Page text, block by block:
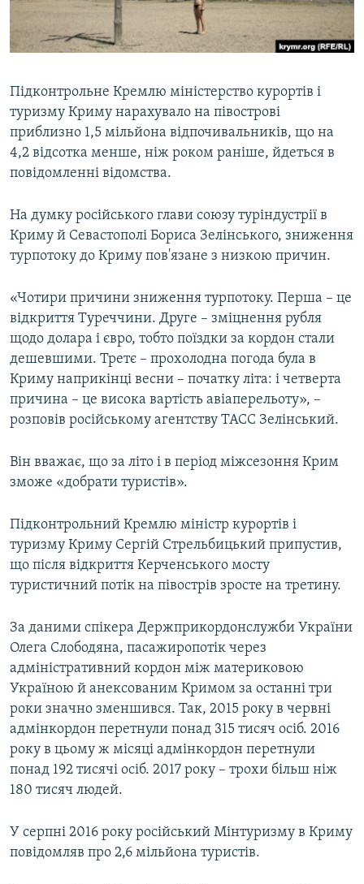
СВІДЧЕННЯ ОКУПАЦІЇ
ІНФОГРАФІКА
Русский
Qırımtatar
ДОЛУЧАЙСЯ!
Усі сайти RFE/RL
Підконтрольне Кремлю міністерство курортів і
туризму Криму нарахувало на півострові
приблизно 1,5 мільйона відпочивальників, що на
4,2 відсотка менше, ніж роком раніше, йдеться в
повідомленні відомства.
На думку російського глави союзу туріндустрії в
Криму й Севастополі Бориса Зелінського, зниження
турпотоку до Криму пов'язане з низкою причин.
«Чотири причини зниження турпотоку. Перша – це
відкриття Туреччини. Друге – зміцнення рубля
щодо долара і євро, тобто поїздки за кордон стали
дешевшими. Третє – прохолодна погода була в
Криму наприкінці весни – початку літа: і четверта
причина – це висока вартість авіаперельоту», –
розповів російському агентству ТАСС Зелінський.
Він вважає, що за літо і в період міжсезоння Крим
зможе «добрати туристів».
Підконтрольний Кремлю міністр курортів і
туризму Криму Сергій Стрельбицький припустив,
що після відкриття Керченського мосту
туристичний потік на півострів зросте на третину.
За даними спікера Держприкордонслужби України
Олега Слободяна, пасажиропотік через
адміністративний кордон між материковою
Україною й анексованим Кримом за останні три
роки значно зменшився. Так, 2015 року в червні
адмінкордон перетнули понад 315 тисяч осіб. 2016
року в цьому ж місяці адмінкордон перетнули
понад 192 тисячі осіб. 2017 року – трохи більш ніж
180 тисяч людей.
У серпні 2016 року російський Мінтуризму в Криму
повідомляв про 2,6 мільйона туристів.